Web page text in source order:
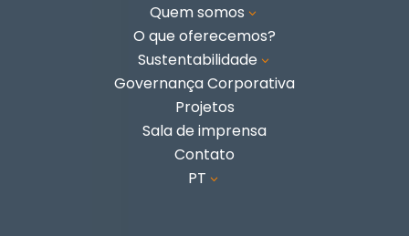
Quem somos 3
O que oferecemos?
Sustentabilidade 3
Governança Corporativa
Projetos
Sala de imprensa
Contato
PT 3